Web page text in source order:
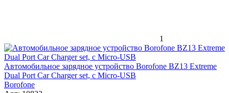
1
Автомобильное зарядное устройство Borofone BZ13 Extreme
Dual Port Car Charger set, с Micro-USB
Borofone